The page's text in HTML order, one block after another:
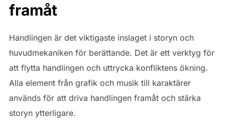
framåt
Handlingen är det viktigaste inslaget i storyn och
huvudmekaniken för berättande. Det är ett verktyg för
att flytta handlingen och uttrycka konfliktens ökning.
Alla element från grafik och musik till karaktärer
används för att driva handlingen framåt och stärka
storyn ytterligare.